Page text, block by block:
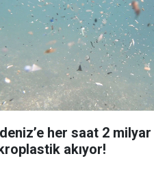
her saat 2 milyar
akıyor!